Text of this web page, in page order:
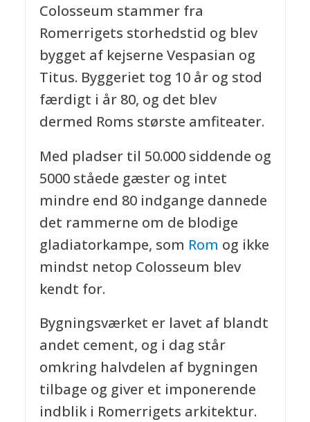
Colosseum stammer fra
Romerrigets storhedstid og blev
bygget af kejserne Vespasian og
Titus. Byggeriet tog 10 år og stod
færdigt i år 80, og det blev
dermed Roms største amfiteater.
Med pladser til 50.000 siddende og
5000 ståede gæster og intet
mindre end 80 indgange dannede
det rammerne om de blodige
gladiatorkampe, som Rom og ikke
mindst netop Colosseum blev
kendt for.
Bygningsværket er lavet af blandt
andet cement, og i dag står
omkring halvdelen af bygningen
tilbage og giver et imponerende
indblik i Romerrigets arkitektur.